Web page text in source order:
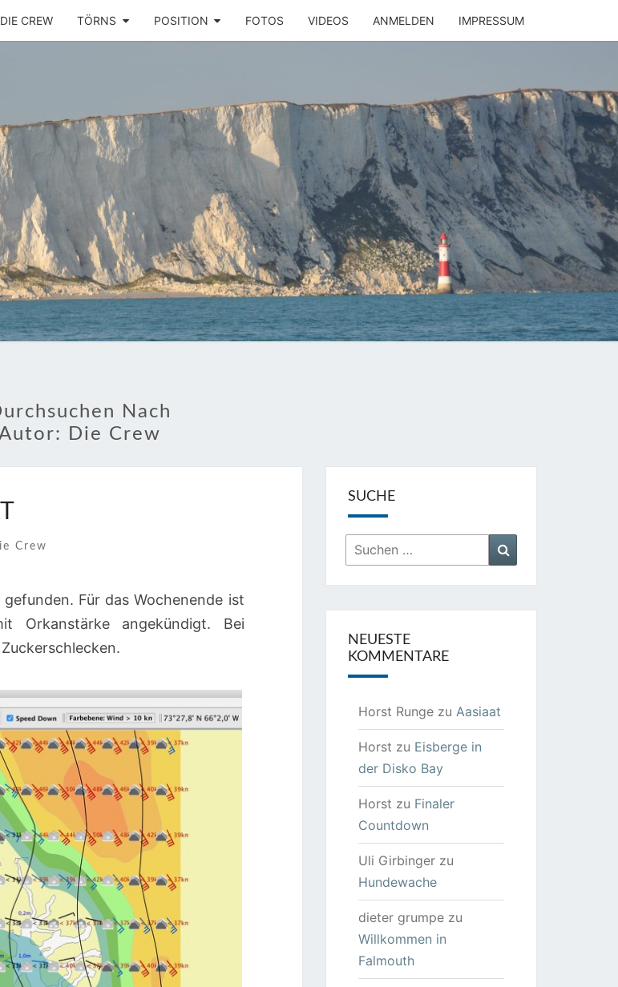
DIE CREW TÖRNS POSITION FOTOS VIDEOS ANMELDEN IMPRESSUM
SEGELYACHT
PLAYMOBIL
Mittelmeer!
Nach
Die Crew
Crew
Für das Wochenende ist
angekündigt. Bei
SUCHE
Suchen
nach:
NEUESTE
KOMMENTARE
Horst Rungezu Aasiaat
Horst zu Eisberge in
der Disko Bay
Horst zu Finaler
Countdown
Uli Girbingerzu
Hundewache
dieter grumpezu
Willkommen in
Falmouth